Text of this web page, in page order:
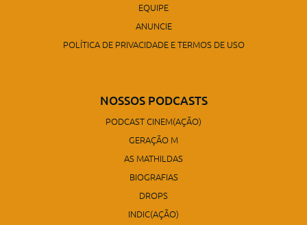
EQUIPE
ANUNCIE
POLÍTICA DE PRIVACIDADE E TERMOS DE USO
NOSSOS PODCASTS
PODCAST CINEM(AÇÃO)
GERAÇÃO M
AS MATHILDAS
BIOGRAFIAS
DROPS
INDIC(AÇÃO)